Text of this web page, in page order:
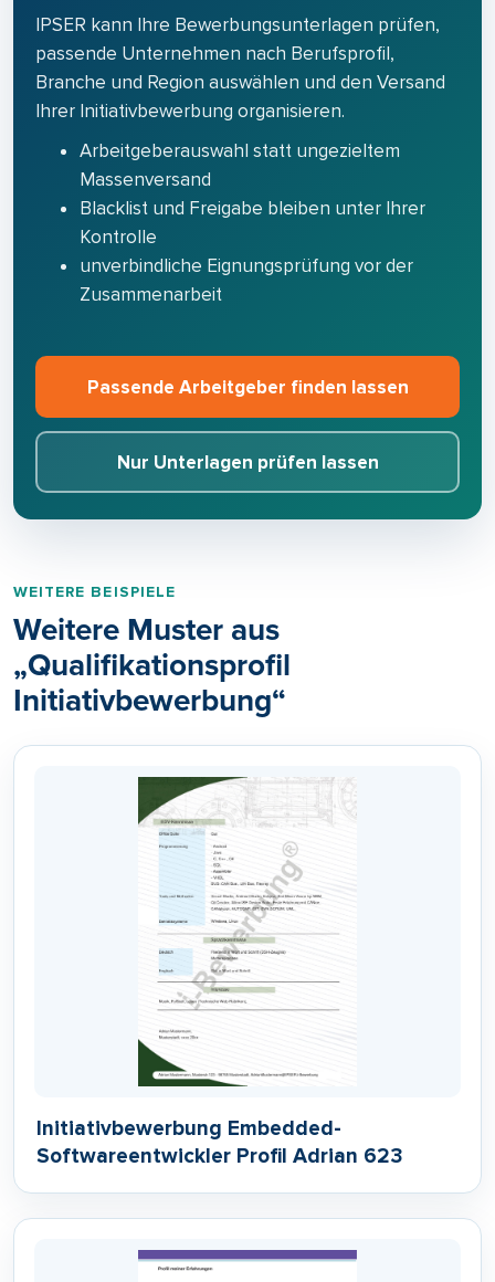
IPSER kann Ihre Bewerbungsunterlagen prüfen,
passende Unternehmen nach Berufsprofil,
Branche und Region auswählen und den Versand
Ihrer Initiativbewerbung organisieren.
Arbeitgeberauswahl statt ungezieltem
Massenversand
Blacklist und Freigabe bleiben unter Ihrer
Kontrolle
unverbindliche Eignungsprüfung vor der
Zusammenarbeit
Passende Arbeitgeber finden lassen
Nur Unterlagen prüfen lassen
WEITERE BEISPIELE
Weitere Muster aus
„Qualifikationsprofil
Initiativbewerbung“
Initiativbewerbung Embedded-
Softwareentwickler Profil Adrian 623